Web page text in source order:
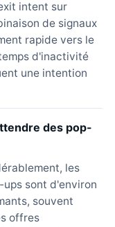
intent sur
de signaux
rapide vers le
d'inactivité
une intention
des pop-
les
sont d'environ
souvent
offres